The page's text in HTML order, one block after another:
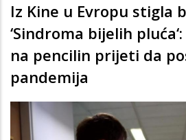
Iz Kine u Evropu stigla
‘Sindroma bijelih
na pencilin prijeti da
pandemija